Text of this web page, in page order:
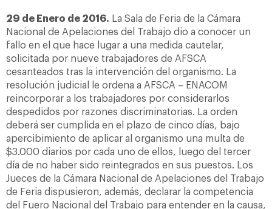
29 de Enero de 2016. La Sala de Feria de la Cámara
Nacional de Apelaciones del Trabajo dio a conocer un
fallo en el que hace lugar a una medida cautelar,
solicitada por nueve trabajadores de AFSCA
cesanteados tras la intervención del organismo. La
resolución judicial le ordena a AFSCA – ENACOM
reincorporar a los trabajadores por considerarlos
despedidos por razones discriminatorias. La orden
deberá ser cumplida en el plazo de cinco días, bajo
apercibimiento de aplicar al organismo una multa de
$3.000 diarios por cada uno de ellos, luego del tercer
día de no haber sido reintegrados en sus puestos. Los
Jueces de la Cámara Nacional de Apelaciones del Trabajo
de Feria dispusieron, además, declarar la competencia
del Fuero Nacional del Trabajo para entender en la causa,